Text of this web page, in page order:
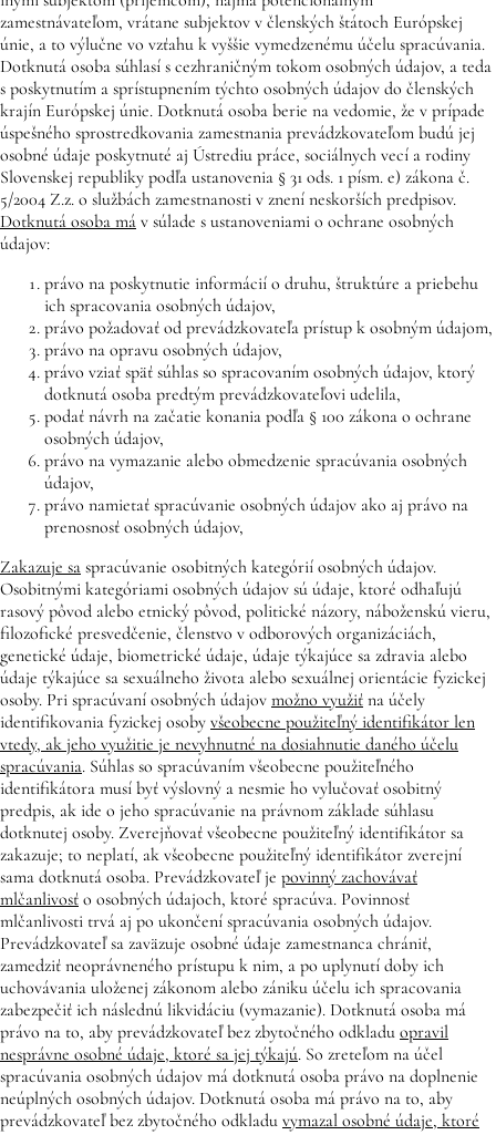
zamestnávateľom, vrátane subjektov v členských štátoch Európskej
únie, a to výlučne vo vzťahu k vyššie vymedzenému účelu spracúvania.
Dotknutá osoba súhlasí s cezhraničným tokom osobných údajov, a teda
s poskytnutím a sprístupnením týchto osobných údajov do členských
krajín Európskej únie. Dotknutá osoba berie na vedomie, že v prípade
úspešného sprostredkovania zamestnania prevádzkovateľom budú jej
osobné údaje poskytnuté aj Ústrediu práce, sociálnych vecí a rodiny
Slovenskej republiky podľa ustanovenia § 31 ods. 1 písm. e) zákona č.
5/2004 Z.z. o službách zamestnanosti v znení neskorších predpisov.
Dotknutá osoba má v súlade s ustanoveniami o ochrane osobných
údajov:
právo na poskytnutie informácií o druhu, štruktúre a priebehu
ich spracovania osobných údajov,
právo požadovať od prevádzkovateľa prístup k osobným údajom,
právo na opravu osobných údajov,
právo vziať späť súhlas so spracovaním osobných údajov, ktorý
dotknutá osoba predtým prevádzkovateľovi udelila,
podať návrh na začatie konania podľa § 100 zákona o ochrane
osobných údajov,
právo na vymazanie alebo obmedzenie spracúvania osobných
údajov,
právo namietať spracúvanie osobných údajov ako aj právo na
prenosnosť osobných údajov,
Zakazuje sa spracúvanie osobitných kategórií osobných údajov.
Osobitnými kategóriami osobných údajov sú údaje, ktoré odhaľujú
rasový pôvod alebo etnický pôvod, politické názory, náboženskú vieru,
filozofické presvedčenie, členstvo v odborových organizáciách,
genetické údaje, biometrické údaje, údaje týkajúce sa zdravia alebo
údaje týkajúce sa sexuálneho života alebo sexuálnej orientácie fyzickej
osoby. Pri spracúvaní osobných údajov možno využiť na účely
identifikovania fyzickej osoby všeobecne použiteľný identifikátor len
vtedy, ak jeho využitie je nevyhnutné na dosiahnutie daného účelu
spracúvania. Súhlas so spracúvaním všeobecne použiteľného
identifikátora musí byť výslovný a nesmie ho vylučovať osobitný
predpis, ak ide o jeho spracúvanie na právnom základe súhlasu
dotknutej osoby. Zverejňovať všeobecne použiteľný identifikátor sa
zakazuje; to neplatí, ak všeobecne použiteľný identifikátor zverejní
sama dotknutá osoba. Prevádzkovateľ je povinný zachovávať
mlčanlivosť o osobných údajoch, ktoré spracúva. Povinnosť
mlčanlivosti trvá aj po ukončení spracúvania osobných údajov.
Prevádzkovateľ sa zaväzuje osobné údaje zamestnanca chrániť,
zamedziť neoprávneného prístupu k nim, a po uplynutí doby ich
uchovávania uloženej zákonom alebo zániku účelu ich spracovania
zabezpečiť ich následnú likvidáciu (vymazanie). Dotknutá osoba má
právo na to, aby prevádzkovateľ bez zbytočného odkladu opravil
nesprávne osobné údaje, ktoré sa jej týkajú. So zreteľom na účel
spracúvania osobných údajov má dotknutá osoba právo na doplnenie
neúplných osobných údajov. Dotknutá osoba má právo na to, aby
prevádzkovateľ bez zbytočného odkladu vymazal osobné údaje, ktoré